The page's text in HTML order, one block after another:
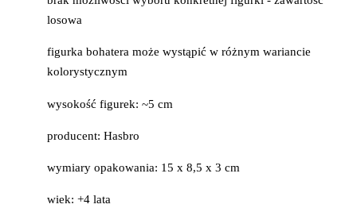
losowa
figurka bohatera może wystąpić w różnym wariancie
kolorystycznym
wysokość figurek: ~5 cm
producent: Hasbro
wymiary opakowania: 15 x 8,5 x 3 cm
wiek: +4 lata